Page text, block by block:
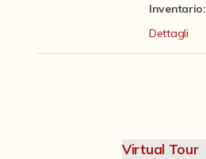
Inventario:
Dettagli
Virtual Tour